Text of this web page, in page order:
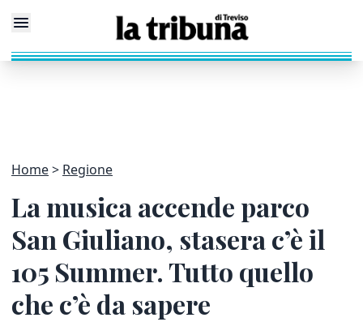
Home Regione
La musica accende parco
San Giuliano, stasera c’è il
105 Summer. Tutto quello
che c’è da sapere